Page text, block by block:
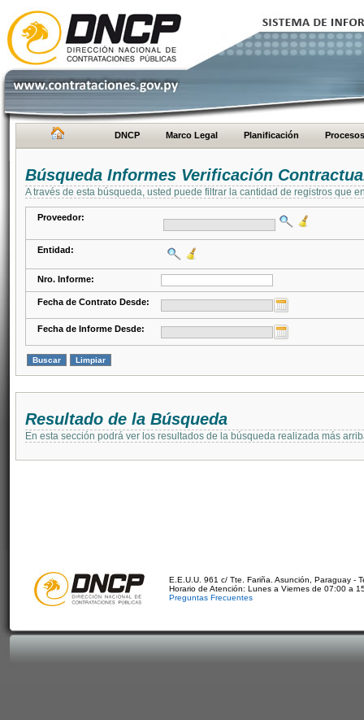
DNCP Marco Legal Planificación Procesos
Búsqueda Informes Verificación
A través de esta búsqueda, usted puede filtrar la cantidad de registros que
Proveedor:
Entidad:
Nro. Informe:
Fecha de Contrato Desde:
Fecha de Informe Desde:
Resultado de la Búsqueda
En esta sección podrá ver los resultados de la búsqueda realizada más
E.E.U.U. 961 c/ Tte. Fariña. Asunción, Paraguay -
Horario de Atención: Lunes a Viernes de 07:00 a
Preguntas Frecuentes